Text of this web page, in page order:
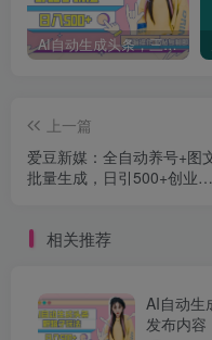
AI自动生成头条，三天必起号，三分钟轻松发布内容，复制粘贴，保姆级教…
上一篇
爱豆新媒：全自动养号+图
批量生成，日引500+创业粉
相关推荐
AI自动生
发布内